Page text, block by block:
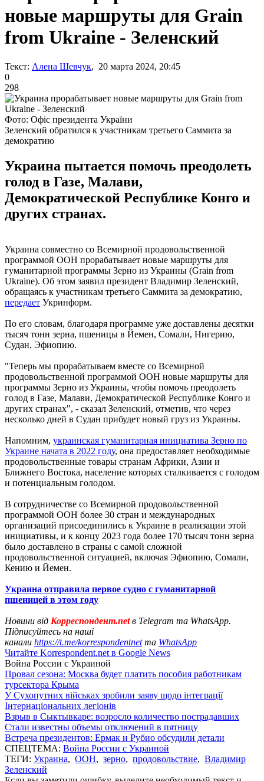
новые маршруты для Grain
from Ukraine - Зеленский
Текст: Алена Шевчук, 20 марта 2024, 20:45
0
298
Фото: Офіс президента України
Зеленский обратился к участникам третьего Саммита за
демократию
Украина пытается помочь преодолеть
голод в Газе, Малави,
Демократической Республике Конго и
других странах.
Украина совместно со Всемирной продовольственной
программой ООН прорабатывает новые маршруты для
гуманитарной программы Зерно из Украины (Grain from
Ukraine). Об этом заявил президент Владимир Зеленский,
обращаясь к участникам третьего Саммита за демократию,
передает Укринформ.
По его словам, благодаря программе уже доставлены десятки
тысяч тонн зерна, пшеницы в Йемен, Сомали, Нигерию,
Судан, Эфиопию.
"Теперь мы прорабатываем вместе со Всемирной
продовольственной программой ООН новые маршруты для
программы Зерно из Украины, чтобы помочь преодолеть
голод в Газе, Малави, Демократической Республике Конго и
других странах", - сказал Зеленский, отметив, что через
несколько дней в Судан прибудет новый груз из Украины.
Напомним, украинская гуманитарная инициатива Зерно по
Украине начата в 2022 году, она предоставляет необходимые
продовольственные товары странам Африки, Азии и
Ближнего Востока, население которых сталкивается с голодом
и потенциальным голодом.
В сотрудничестве со Всемирной продовольственной
программой ООН более 30 стран и международных
организаций присоединились к Украине в реализации этой
инициативы, и к концу 2023 года более 170 тысяч тонн зерна
было доставлено в страны с самой сложной
продовольственной ситуацией, включая Эфиопию, Сомали,
Кению и Йемен.
Украина отправила первое судно с гуманитарной
пшеницей в этом году
Новини від Корреспондент.netв Telegram та WhatsApp.
Підписуйтесь на наші
канали https://t.me/korrespondentnetта WhatsApp
Читайте Korrespondent.net в Google News
Война России с Украиной
Провал сезона: Москва будет платить пособия работникам
турсектора Крыма
У Сухопутних військах зробили заяву щодо інтеграції
Інтернаціональних легіонів
Взрыв в Сыктывкаре: возросло количество пострадавших
Стали известны объемы отключений в пятницу
Встреча президентов: Ермак и Рубио обсудили детали
СПЕЦТЕМА: Война России с Украиной
ТЕГИ: Украина, ООН, зерно, продовольствие, Владимир
Зеленский